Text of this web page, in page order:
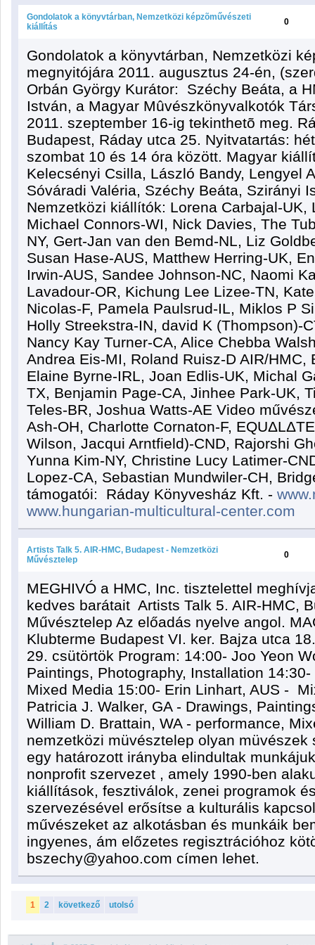
Gondolatok a könyvtárban, Nemzetközi képzõművészeti
kiállítás
0
Gondolatok a könyvtárban, Nemzetközi
megnyitójára 2011. augusztus 24-én,
Orbán György Kurátor: Széchy Beáta, a
István, a Magyar Mûvészkönyvalkotók
2011. szeptember 16-ig tekinthetõ meg.
Budapest, Ráday utca 25. Nyitvatartás:
szombat 10 és 14 óra között. Magyar
Kelecsényi Csilla, László Bandy, Lengyel
Sóváradi Valéria, Széchy Beáta, Szirányi
Nemzetközi kiállítók: Lorena Carbajal-UK,
Michael Connors-WI, Nick Davies, The
NY, Gert-Jan van den Bemd-NL, Liz
Susan Hase-AUS, Matthew Herring-UK,
Irwin-AUS, Sandee Johnson-NC, Naomi
Lavadour-OR, Kichung Lee Lizee-TN,
Nicolas-F, Pamela Paulsrud-IL, Miklos P
Holly Streekstra-IN, david K (Thompson)-
Nancy Kay Turner-CA, Alice Chebba
Andrea Eis-MI, Roland Ruisz-D AIR/HMC,
Elaine Byrne-IRL, Joan Edlis-UK, Michal
TX, Benjamin Page-CA, Jinhee Park-UK,
Teles-BR, Joshua Watts-AE Video
Ash-OH, Charlotte Cornaton-F,
Wilson, Jacqui Arntfield)-CND, Rajorshi
Yunna Kim-NY, Christine Lucy Latimer-
Lopez-CA, Sebastian Mundwiler-CH,
támogatói: Ráday Könyvesház Kft. -
www.hungarian-multicultural-center.com
Artists Talk 5. AIR-HMC, Budapest - Nemzetközi
Művésztelep
0
MEGHIVÓ a HMC, Inc. tisztelettel
kedves barátait Artists Talk 5. AIR-HMC,
Művésztelep Az előadás nyelve angol.
Klubterme Budapest VI. ker. Bajza utca
29. csütörtök Program: 14:00- Joo Yeon
Paintings, Photography, Installation
Mixed Media 15:00- Erin Linhart, AUS -
Patricia J. Walker, GA - Drawings,
William D. Brattain, WA - performance,
nemzetközi müvésztelep olyan
egy határozott irányba elindultak
nonprofit szervezet , amely 1990-ben
kiállítások, fesztiválok, zenei programok
szervezésével erősítse a kulturális
művészeket az alkotásban és munkáik
ingyenes, ám előzetes regisztrációhoz
bszechy@yahoo.com címen lehet.
1 2 következő utolsó